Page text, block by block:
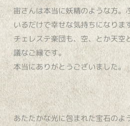
宙さんは本当に妖精のような方。
いるだけで幸せな気持ちになりま
チェレステ楽団も、空、とか天空
議なご縁です。
本当にありがとうございました。
あたたかな光に包まれた宝石のよ